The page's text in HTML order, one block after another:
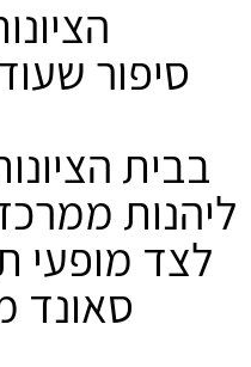
סיפור
בבית
ליהנות
לצד מופעי
סאונד